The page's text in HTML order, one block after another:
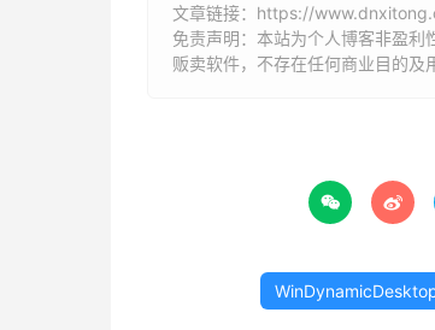
文章链接： https://
免责声明：本站为个人博客非盈
贩卖软件，不存在任何商业目的及
 